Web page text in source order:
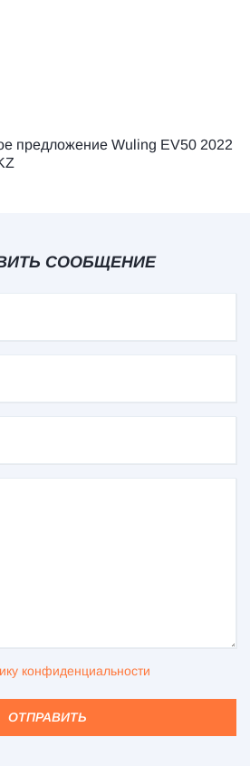
предложение Wuling EV50 2022
СООБЩЕНИЕ
конфиденциальности
ОТПРАВИТЬ